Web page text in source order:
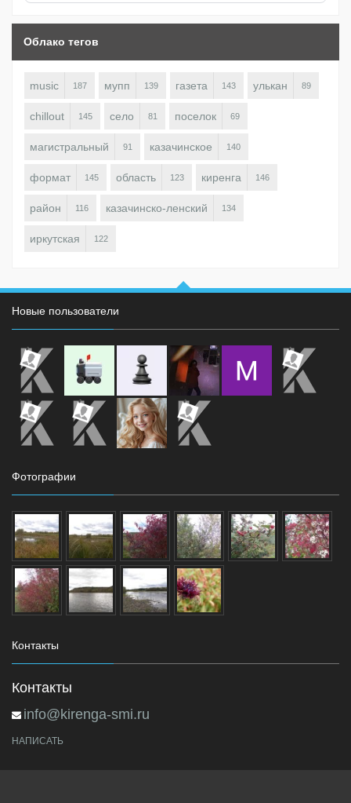
Облако тегов
music 187 мупп 139 газета 143 улькан 89
chillout 145 село 81 поселок 69
магистральный 91 казачинское 140
формат 145 область 123 киренга 146
район 116 казачинско-ленский 134
иркутская 122
Новые пользователи
Фотографии
Контакты
Контакты
info@kirenga-smi.ru
НАПИСАТЬ